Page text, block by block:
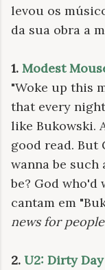
levou os
da sua obra a
1. Modest
"Woke up this
that every
like Bukowski.
good read. But
wanna be such
be? God who'd
cantam em
news for
2. U2: Dirty Day